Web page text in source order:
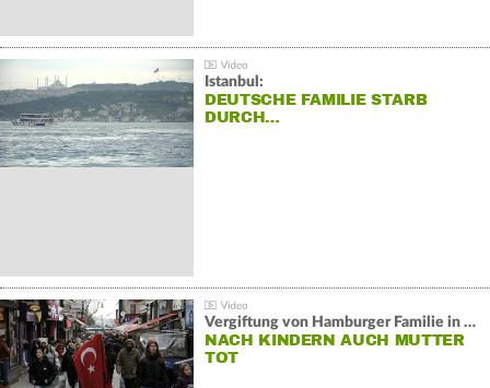
Istanbul:
DEUTSCHE FAMILIE STARB
DURCH…
Vergiftung von Hamburger Familie in Istanbul:
NACH KINDERN AUCH MUTTER
TOT